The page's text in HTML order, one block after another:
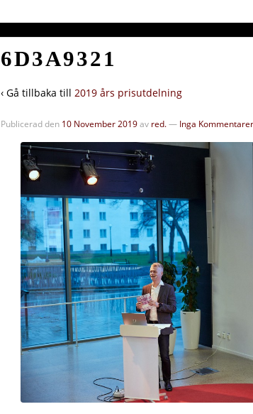
6D3A9321
‹ Gå tillbaka till 2019 års prisutdelning
Publicerad den 10 November 2019av red.— Inga